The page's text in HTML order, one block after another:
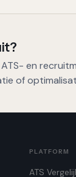
ATS- en
of
PLATFORM
ATS